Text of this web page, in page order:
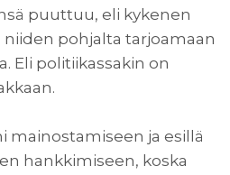
puuttuu, eli kykenen
pohjalta tarjoamaan
Eli politiikassakin on
mainostamiseen ja esillä
hankkimiseen, koska